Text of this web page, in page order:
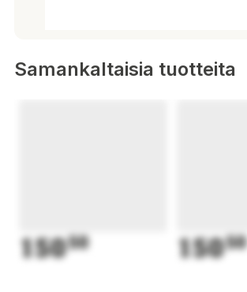
Samankaltaisia tuotteita
15050 15050